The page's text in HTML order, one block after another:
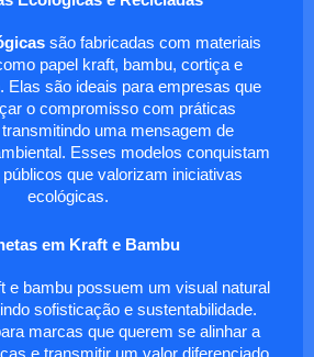
são fabricadas com materiais
papel kraft, bambu, cortiça e
Elas são ideais para empresas que
o compromisso com práticas
uma mensagem de
Esses modelos conquistam
que valorizam iniciativas
ecológicas.
em Kraft e Bambu
e bambu possuem um visual natural
sofisticação e sustentabilidade.
marcas que querem se alinhar a